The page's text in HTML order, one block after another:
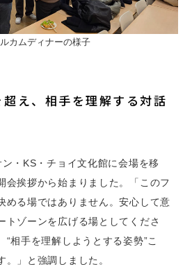
カムディナーの様子
え、相手を理解する対話
・KS・チョイ文化館に会場を移
会挨拶から始まりました。「このフ
める場ではありません。安心して意
トゾーンを広げる場としてくださ
“相手を理解しようとする姿勢”こ
。」と強調しました。